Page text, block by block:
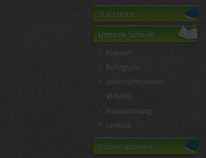
Startseite
Unsere Schule
Klassen
Kollegium
Unterrichtszeiten
VHS/AG
Hausordnung
Leitbild
Informationen